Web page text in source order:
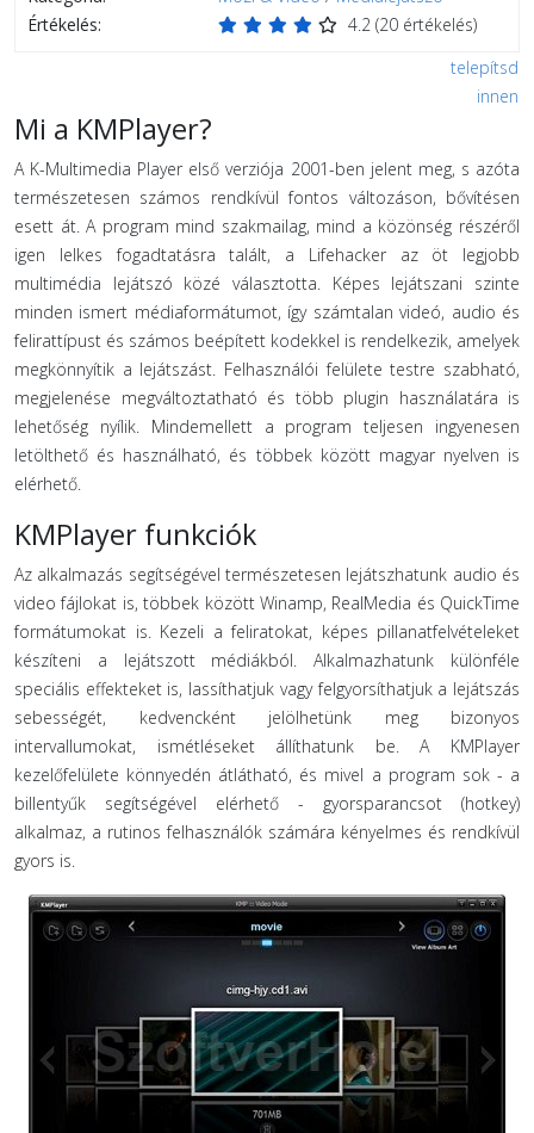
Értékelés:
4.2 (20 értékelés)
telepítsd
innen
Mi a KMPlayer?
A K-Multimedia Player első verziója 2001-ben jelent meg, s azóta
természetesen számos rendkívül fontos változáson, bővítésen
esett át. A program mind szakmailag, mind a közönség részéről
igen lelkes fogadtatásra talált, a Lifehacker az öt legjobb
multimédia lejátszó közé választotta. Képes lejátszani szinte
minden ismert médiaformátumot, így számtalan videó, audio és
felirattípust és számos beépített kodekkel is rendelkezik, amelyek
megkönnyítik a lejátszást. Felhasználói felülete testre szabható,
megjelenése megváltoztatható és több plugin használatára is
lehetőség nyílik. Mindemellett a program teljesen ingyenesen
letölthető és használható, és többek között magyar nyelven is
elérhető.
KMPlayer funkciók
Az alkalmazás segítségével természetesen lejátszhatunk audio és
video fájlokat is, többek között Winamp, RealMedia és QuickTime
formátumokat is. Kezeli a feliratokat, képes pillanatfelvételeket
készíteni a lejátszott médiákból. Alkalmazhatunk különféle
speciális effekteket is, lassíthatjuk vagy felgyorsíthatjuk a lejátszás
sebességét, kedvencként jelölhetünk meg bizonyos
intervallumokat, ismétléseket állíthatunk be. A KMPlayer
kezelőfelülete könnyedén átlátható, és mivel a program sok - a
billentyűk segítségével elérhető - gyorsparancsot (hotkey)
alkalmaz, a rutinos felhasználók számára kényelmes és rendkívül
gyors is.